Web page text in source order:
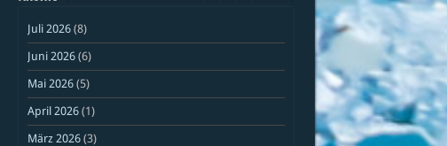
Juli 2026(8)
Juni 2026(6)
Mai 2026(5)
April 2026(1)
März 2026(3)